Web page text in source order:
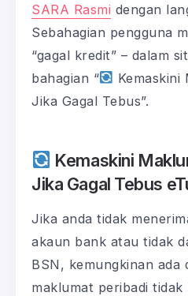
SARA Rasmi dengan
Sebahagian pengguna
“gagal kredit” – dalam
bahagian “
Kemaskini
Jika Gagal Tebus”.
Kemaskini
Jika Gagal Tebus
Jika anda tidak
akaun bank atau tidak
BSN, kemungkinan ada
maklumat peribadi